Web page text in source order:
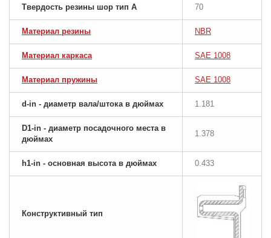
Твердость резины шор тип A 70
Материал резины NBR
Материал каркаса SAE 1008
Материал пружины SAE 1008
d-in - диаметр вала/штока в дюймах 1.181
D1-in - диаметр посадочного места в
дюймах
1.378
h1-in - основная высота в дюймах 0.433
Конструктивный тип